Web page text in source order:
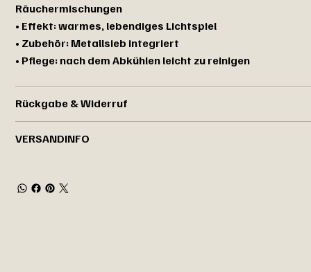
Räuchermischungen
• Effekt: warmes, lebendiges Lichtspiel
• Zubehör: Metallsieb integriert
• Pflege: nach dem Abkühlen leicht zu reinigen
Rückgabe & Widerruf
VERSANDINFO